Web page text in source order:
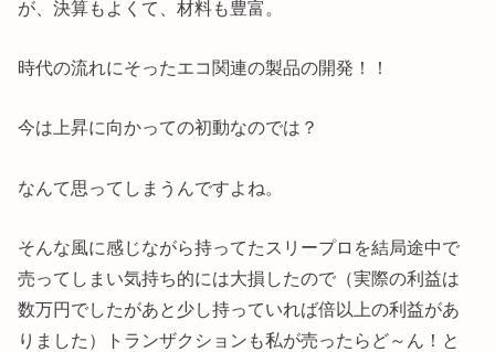
が、決算もよくて、材料も豊富。
時代の流れにそったエコ関連の製品の開発！！
今は上昇に向かっての初動なのでは？
なんて思ってしまうんですよね。
そんな風に感じながら持ってたスリープロを結局途中で
売ってしまい気持ち的には大損したので（実際の利益は
数万円でしたがあと少し持っていれば倍以上の利益があ
りました）トランザクションも私が売ったらど～ん！と